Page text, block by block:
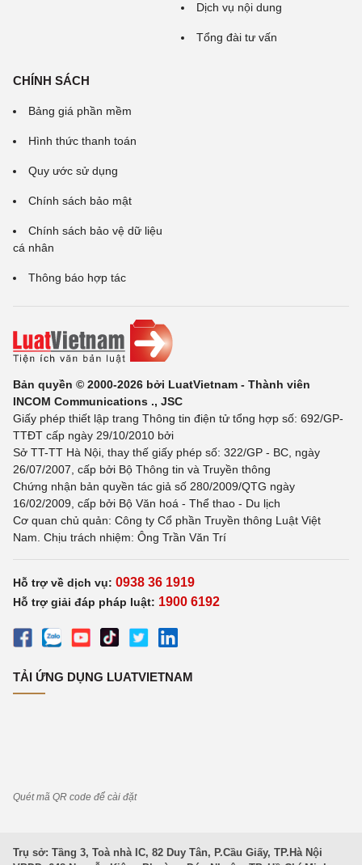
Dịch vụ nội dung
Tổng đài tư vấn
CHÍNH SÁCH
Bảng giá phần mềm
Hình thức thanh toán
Quy ước sử dụng
Chính sách bảo mật
Chính sách bảo vệ dữ liệu
cá nhân
Thông báo hợp tác
Bản quyền © 2000-2026 bởi LuatVietnam - Thành viên
INCOM Communications ., JSC
Giấy phép thiết lập trang Thông tin điện tử tổng hợp số: 692/GP-
TTĐT cấp ngày 29/10/2010 bởi
Sở TT-TT Hà Nội, thay thế giấy phép số: 322/GP - BC, ngày
26/07/2007, cấp bởi Bộ Thông tin và Truyền thông
Chứng nhận bản quyền tác giả số 280/2009/QTG ngày
16/02/2009, cấp bởi Bộ Văn hoá - Thể thao - Du lịch
Cơ quan chủ quản: Công ty Cổ phần Truyền thông Luật Việt
Nam. Chịu trách nhiệm: Ông Trần Văn Trí
Hỗ trợ về dịch vụ: 0938 36 1919
Hỗ trợ giải đáp pháp luật: 1900 6192
TẢI ỨNG DỤNG LUATVIETNAM
Quét mã QR code để cài đặt
Trụ sở: Tầng 3, Toà nhà IC, 82 Duy Tân, P.Cầu Giấy, TP.Hà Nội